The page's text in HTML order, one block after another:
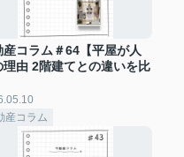
産コラム＃64【平屋が人
理由 2階建てとの違いを比
産コラム